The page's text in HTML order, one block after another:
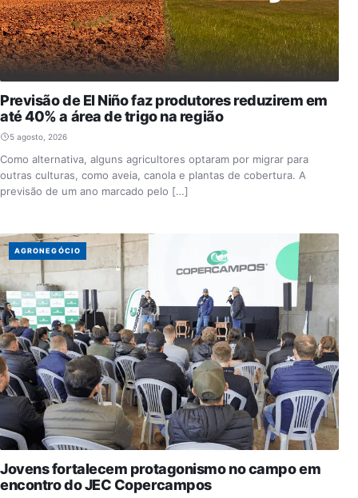
Previsão de El Niño faz produtores reduzirem em
até 40% a área de trigo na região
5 agosto, 2026
Como alternativa, alguns agricultores optaram por migrar para
outras culturas, como aveia, canola e plantas de cobertura. A
previsão de um ano marcado pelo […]
AGRONEGÓCIO
Jovens fortalecem protagonismo no campo em
encontro do JEC Copercampos